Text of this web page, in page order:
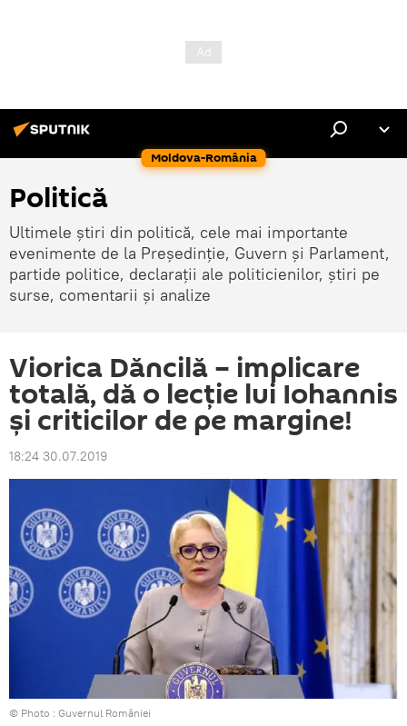
Moldova-România
Politică
Ultimele știri din politică, cele mai importante
evenimente de la Președinție, Guvern și Parlament,
partide politice, declarații ale politicienilor, știri pe
surse, comentarii și analize
Viorica Dăncilă – implicare
totală, dă o lecție lui Iohannis
și criticilor de pe margine!
18:24 30.07.2019
© Photo : Guvernul României